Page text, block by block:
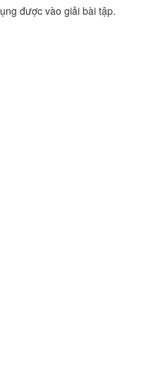
được vào giải bài tập.